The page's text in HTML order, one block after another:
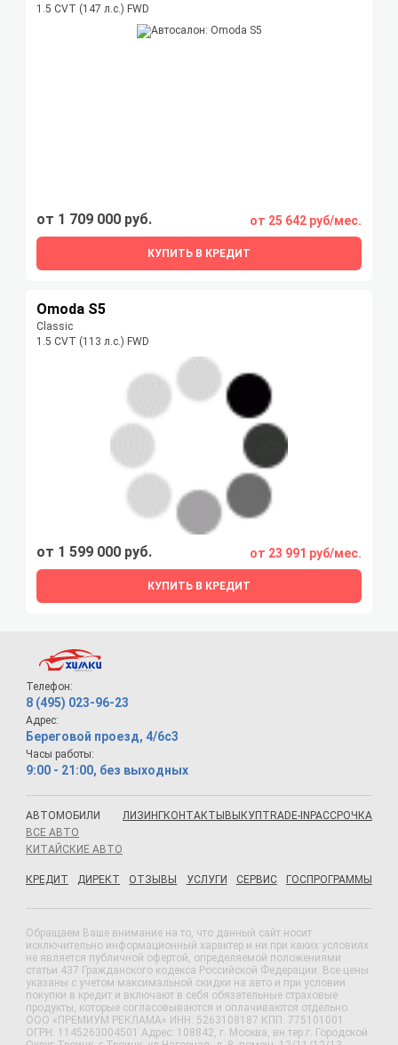
1.5 CVT (147 л.с.) FWD
от 1 709 000 руб. от 25 642 руб/мес.
КУПИТЬ В КРЕДИТ
Omoda S5
Classic
1.5 CVT (113 л.с.) FWD
от 1 599 000 руб. от 23 991 руб/мес.
КУПИТЬ В КРЕДИТ
Телефон:
8 (495) 023-96-23
Адрес:
Береговой проезд, 4/6с3
Часы работы:
9:00 - 21:00, без выходных
АВТОМОБИЛИ
ВСЕ АВТО
КИТАЙСКИЕ АВТО
ЛИЗИНГКОНТАКТЫ ВЫКУП TRADE-IN РАССРОЧКА
КРЕДИТ ДИРЕКТ ОТЗЫВЫ УСЛУГИ СЕРВИС ГОСПРОГРАММЫ
Обращаем Ваше внимание на то, что данный сайт носит
исключительно информационный характер и ни при каких условиях
не является публичной офертой, определяемой положениями
статьи 437 Гражданского кодекса Российской Федерации. Все цены
указаны с учетом максимальной скидки на авто и при условии
покупки в кредит и включают в себя обязательные страховые
продукты, которые согласовываются и оплачиваются отдельно.
ООО «ПРЕМИУМ РЕКЛАМА» ИНН: 5263108187 КПП: 775101001
ОГРН: 1145263004501 Адрес: 108842, г. Москва, вн.тер.г. Городской